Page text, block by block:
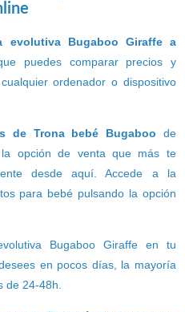
evolutiva Bugaboo Giraffe a
puedes comparar precios y
ordenador o dispositivo
de Trona bebé Bugaboo de
opción de venta que más te
desde aquí. Accede a la
para bebé pulsando la opción
Bugaboo Giraffe en tu
en pocos días, la mayoría
de 24-48h.